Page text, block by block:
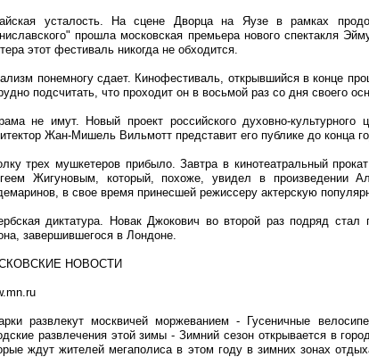
усталость. На сцене Дворца на Яузе в рамках
прошла московская премьера нового спектакля
этот фестиваль никогда не обходится.
понемногу сдает. Кинофестиваль, открывшийся в конце
подсчитать, что проходит он в восьмой раз со дня своего
не имут. Новый проект российского духовно-
Жан-Мишель Вильмотт представит его публике до конца
трех мушкетеров прибыло. Завтра в кинотеатральный
Жигуновым, который, похоже, увидел в произведении
в свое время принесшей режиссеру актерскую
диктатура. Новак Джокович во второй раз подряд
завершившегося в Лондоне.
НОВОСТИ
развлекут москвичей моржеванием - Гусеничные
развлечения этой зимы - Зимний сезон открывается в
ждут жителей мегаполиса в этом году в зимних зонах